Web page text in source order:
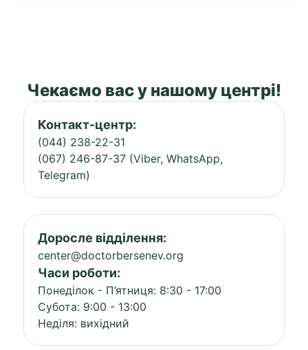
Чекаємо вас у нашому центрі!
Контакт-центр:
(044) 238-22-31
(067) 246-87-37 (Viber, WhatsApp,
Telegram)
Доросле відділення:
center@doctorbersenev.org
Часи роботи:
Понеділок - П’ятниця: 8:30 - 17:00
Субота: 9:00 - 13:00
Неділя: вихідний